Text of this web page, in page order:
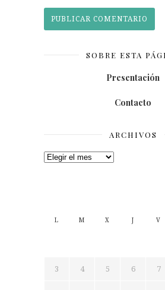
SOBRE ESTA
Presentación
Contacto
ARCHIVOS
Archivos
L M X J V
3 4 5 6 7